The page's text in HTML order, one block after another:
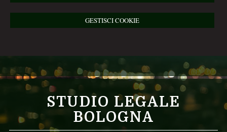
GESTISCI COOKIE
STUDIO LEGALE
BOLOGNA